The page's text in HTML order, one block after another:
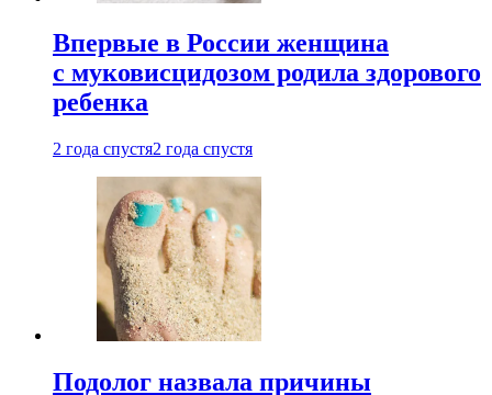
Впервые в России женщина
с муковисцидозом родила здорового
ребенка
2 года спустя2 года спустя
Подолог назвала причины